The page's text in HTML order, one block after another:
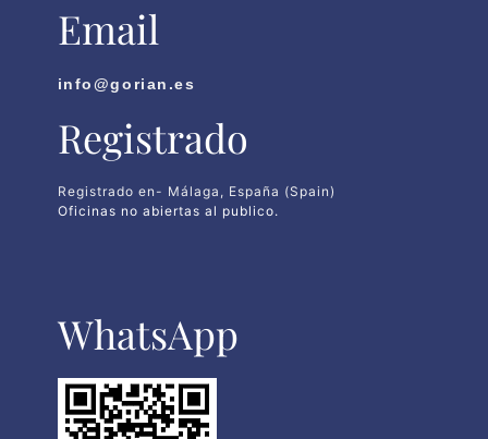
Email
info@gorian.es
Registrado
Registrado en- Málaga, España (Spain)
Oficinas no abiertas al publico.
WhatsApp​